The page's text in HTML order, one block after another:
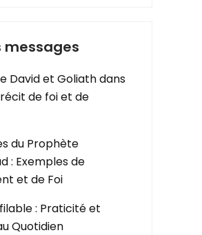
messages
David et Goliath dans
récit de foi et de
du Prophète
: Exemples de
et de Foi
: Praticité et
Quotidien